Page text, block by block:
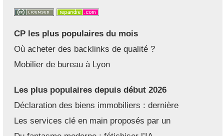
CP les plus populaires du mois
Où acheter des backlinks de qualité ?
Mobilier de bureau à Lyon
Les plus populaires depuis début 2026
Déclaration des biens immobiliers : dernière
Les services clé en main proposés par un